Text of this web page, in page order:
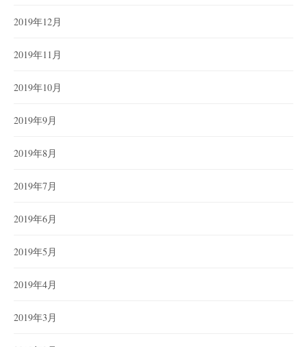
2019年12月
2019年11月
2019年10月
2019年9月
2019年8月
2019年7月
2019年6月
2019年5月
2019年4月
2019年3月